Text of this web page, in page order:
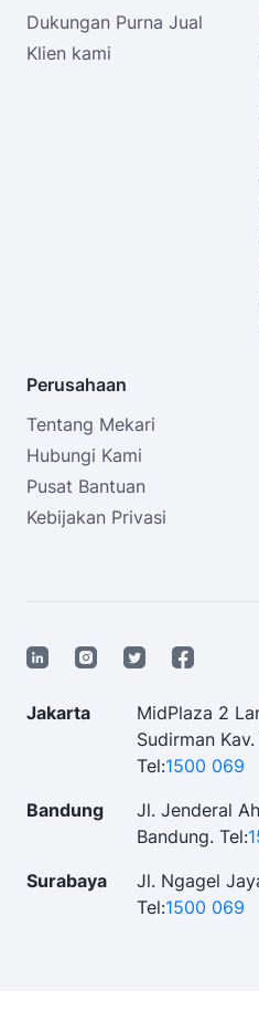
Dukungan Purna Jual
Klien kami
Perusahaan
Tentang Mekari
Hubungi Kami
Pusat Bantuan
Kebijakan Privasi
Jakarta
MidPlaza 2
Sudirman
Tel:1500 069
Bandung
Jl. Jenderal
Bandung. Tel:
Surabaya
Jl. Ngagel
Tel:1500 069